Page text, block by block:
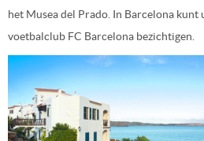
het Musea del Prado. In Barcelona kunt
voetbalclub FC Barcelona bezichtigen.